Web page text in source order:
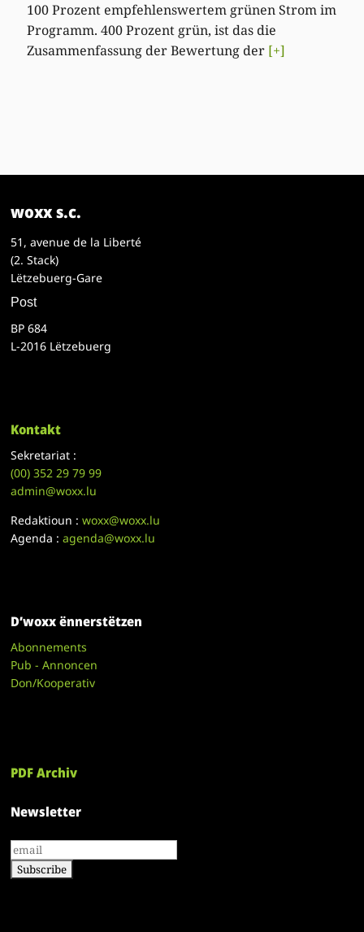
100 Prozent empfehlenswertem grünen Strom im
Programm. 400 Prozent grün, ist das die
Zusammenfassung der Bewertung der [+]
woxx s.c.
51, avenue de la Liberté
(2. Stack)
Lëtzebuerg-Gare
Post
BP 684
L-2016 Lëtzebuerg
Kontakt
Sekretariat :
(00)352 29 79 99
admin@woxx.lu
Redaktioun :woxx@woxx.lu
Agenda :agenda@woxx.lu
D’woxx ënnerstëtzen
Abonnements
Pub - Annoncen
Don/Kooperativ
PDF Archiv
Newsletter